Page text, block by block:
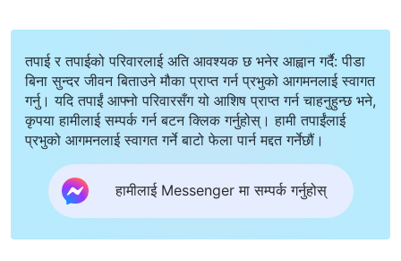
तपाई र तपाईको परिवारलाई अति आवश्यक छ भनेर आह्वान गर्दै: पीडा
बिना सुन्दर जीवन बिताउने मौका प्राप्त गर्न प्रभुको आगमनलाई स्वागत
गर्नु। यदि तपाईं आफ्नो परिवारसँग यो आशिष प्राप्त गर्न चाहनुहुन्छ भने,
कृपया हामीलाई सम्पर्क गर्न बटन क्लिक गर्नुहोस्। हामी तपाईंलाई
प्रभुको आगमनलाई स्वागत गर्ने बाटो फेला पार्न मद्दत गर्नेछौं।
हामीलाई Messenger मा सम्पर्क गर्नुहोस्